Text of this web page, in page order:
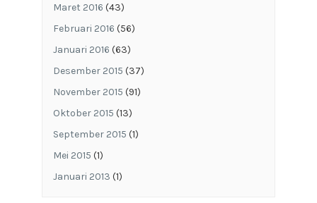
Maret 2016 (43)
Februari 2016 (56)
Januari 2016 (63)
Desember 2015 (37)
November 2015 (91)
Oktober 2015 (13)
September 2015 (1)
Mei 2015 (1)
Januari 2013 (1)